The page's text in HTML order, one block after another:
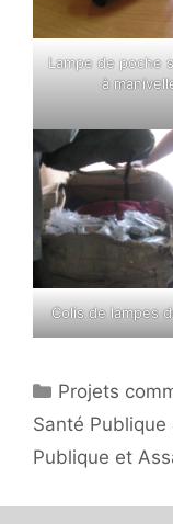
Lampe de poche
à
Colis de lampes
Catégories
Projets
Santé
Publique et